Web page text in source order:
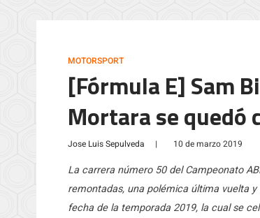
MOTORSPORT
[Fórmula E] Sam
Mortara se quedó
Jose Luis Sepulveda | 10 de marzo 2019
La carrera número 50 del Campeonato
remontadas, una polémica última vuelta
fecha de la temporada 2019, la cual se